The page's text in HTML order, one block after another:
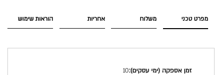
מפרט טכני
מפרט
10
משלוח אחריות הוראות שימוש